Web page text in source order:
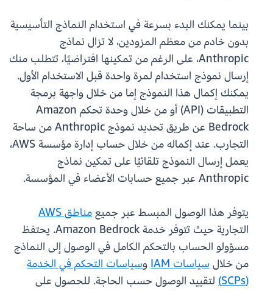
بينما يمكنك البدء بسرعة في استخدام النماذج التأسيسية
بدون خادم من معظم المزودين، لا تزال نماذج
Anthropic، على الرغم من تمكينها افتراضيًا، تتطلب منك
إرسال نموذج استخدام لمرة واحدة قبل الاستخدام الأول.
يمكنك إكمال هذا النموذج إما من خلال واجهة برمجة
التطبيقات (API) أو من خلال وحدة تحكم Amazon
Bedrock عن طريق تحديد نموذج Anthropic من ساحة
التجارب. عند إكماله من خلال حساب إدارة مؤسسة AWS،
يعمل إرسال النموذج تلقائيًا على تمكين نماذج
Anthropic عبر جميع حسابات الأعضاء في المؤسسة.
يتوفر هذا الوصول المبسط عبر جميعمناطق AWS
التجارية حيث تتوفر خدمة Amazon Bedrock. يحتفظ
مسؤولو الحساب بالتحكم الكامل في الوصول إلى النماذج
من خلالسياسات IAM وسياسات التحكم في الخدمة
(SCPs)
لتقييد الوصول حسب الحاجة. للحصول على